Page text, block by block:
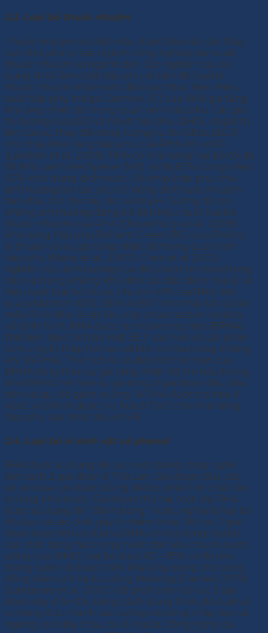
2.3. Loại bỏ thuốc nhuộm
Thuốc nhuộm và chất màu được thải vào các thủy
vực chủ yếu từ các ngành công nghiệp sản xuất
thuốc nhuộm và ngành dệt. Các nghiên cứu sử
dụng RHA làm chất hấp phụ rẻ tiền để loại bỏ
thuốc nhuộm khỏi nước đã được thực hiện. Hiệu
suất hấp phụ Indigo Carmine (IC) của RHA gia tăng
khi tăng nhiệt độ trong quá trình hấp phụ. Các giá
trị dương của ΔS0 và nhiệt hấp phụ (ΔH0), và giá trị
âm của sự thay đổi năng lượng tự do Gibbs (ΔG0)
cho thấy khả năng hấp phụ của RHA đối với IC
(Lakshmi et al., 2009). RHA có khả năng loại bỏ tối đa
99,94% xanh Methylene (MB) và 98,83% Congo Red
(CR) khỏi dung dịch nước. Độ nhạy hấp phụ chịu
ảnh hưởng bởi các yếu tố: nồng độ thuốc nhuộm
ban đầu, tốc độ máy lắc và độ pH. Cường độ ion
không ảnh hưởng đáng kể đến hiệu suất loại bỏ
thuốc nhuộm của RHA (Chowdhury et al., 2009).
Khả năng hấp phụ Brilliant Green (BG) của RHA tỷ
lệ thuận với sự gia tăng nhiệt độ trong quá trình
hấp phụ (Mane et al., 2007). Chen et al (2012)
nghiên cứu ảnh hưởng của điều kiện tro hóa (trong
nitơ và trong không khí) đến các đặc điểm hóa lý và
hiệu suất loại bỏ thuốc nhuộm MB của RHA. Kết
quả phân tích XRD, SEM và BET cho thấy tất cả các
mẫu RHA đều là vật liệu xốp chứa cacbon và silica
vô định hình. RHA được tro hóa trong nitơ (BRHA)
thể hiện diện tích bề mặt BET cao hơn và các phần
tử trung bì thấp hơn so với khi tro hóa trong không
khí (WRHA). Thể tích lỗ và diện tích bề mặt của
BRHA tăng theo sự gia tăng nhiệt độ tro hóa, trong
khi WRHA thể hiện sự gia tăng ở giai đoạn đầu đầu
tiên và sau đó giảm xuống. WRHA được tro hóa ở
45oC và BRHA được tro hóa ở 75oC cho khả năng
hấp phụ cao nhất đối với MB.
2.4. Loại bỏ vi sinh vật và phenol
RHA được sử dụng để lọc nước bằng công nghệ
làm sạch 2 giai đoạn ở Thái Lan. Giai đoạn đầu, các
sợi vỏ dừa vụn được dùng để lọc phần lớn chất rắn
lơ lửng khỏi nước. Giai đoạn thứ hai, một lớp RHA
được sử dụng để “đánh bóng” nước, nghĩa là loại bỏ
độ đục và các chất gây ô nhiễm khác. Bộ lọc 2 giai
đoạn dựa trên vỏ dừa và RHA có khả năng loại bỏ
các chất dạng hạt trong nước đạt tiêu chuẩn nước
uống của WHO; loại bỏ được 60 – 85% coliforms
trong nước và được triển khai ứng dụng cho cộng
đồng dân cư ở hạ lưu sông Mekong (Frankel, 1979).
Sundaram et al. (2002) đã phát triển bộ lọc 2 giai
đoạn này ở Ấn Độ, bằng cách dùng RHA, đá cuội và
xi măng đúc thành các luống với dòng chảy dọc và
ngang và ở đáy chậu có lỗ ở giữa. Công nghệ cải